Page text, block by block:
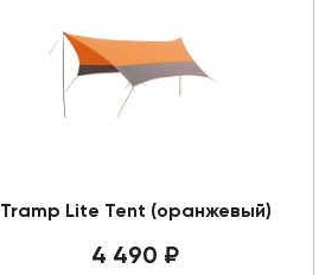
Tramp Lite Tent (оранжевый)
4 490 ₽